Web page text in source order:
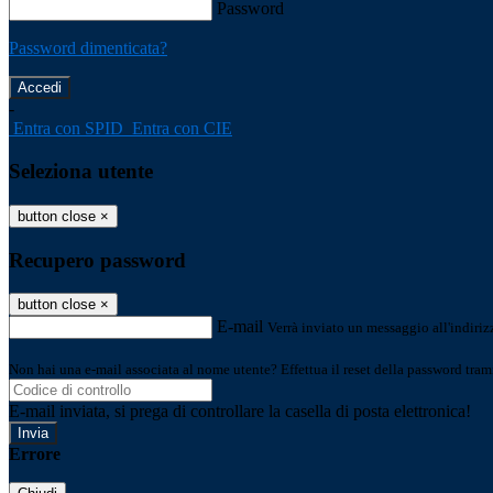
Password
Password dimenticata?
-
Entra con SPID Entra con CIE
Seleziona utente
button close ×
Recupero password
button close ×
E-mail Verrà inviato un messaggio
Non hai una e-mail associata al nome utente? Effettua il reset della password
E-mail inviata, si prega di controllare la casella di posta elettronica!
Errore